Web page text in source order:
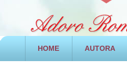
HOME AUTORA